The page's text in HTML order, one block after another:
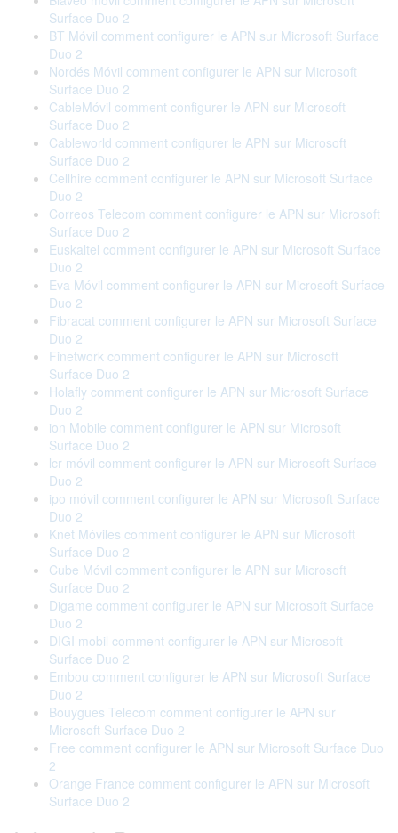
Surface Duo 2
BT Móvil comment configurer le APN sur Microsoft Surface
Duo 2
Nordés Móvil comment configurer le APN sur Microsoft
Surface Duo 2
CableMóvil comment configurer le APN sur Microsoft
Surface Duo 2
Cableworld comment configurer le APN sur Microsoft
Surface Duo 2
Cellhire comment configurer le APN sur Microsoft Surface
Duo 2
Correos Telecom comment configurer le APN sur Microsoft
Surface Duo 2
Euskaltel comment configurer le APN sur Microsoft Surface
Duo 2
Eva Móvil comment configurer le APN sur Microsoft Surface
Duo 2
Fibracat comment configurer le APN sur Microsoft Surface
Duo 2
Finetwork comment configurer le APN sur Microsoft
Surface Duo 2
Holafly comment configurer le APN sur Microsoft Surface
Duo 2
ion Mobile comment configurer le APN sur Microsoft
Surface Duo 2
lcr móvil comment configurer le APN sur Microsoft Surface
Duo 2
ipo móvil comment configurer le APN sur Microsoft Surface
Duo 2
Knet Móviles comment configurer le APN sur Microsoft
Surface Duo 2
Cube Móvil comment configurer le APN sur Microsoft
Surface Duo 2
Digame comment configurer le APN sur Microsoft Surface
Duo 2
DIGI mobil comment configurer le APN sur Microsoft
Surface Duo 2
Embou comment configurer le APN sur Microsoft Surface
Duo 2
Bouygues Telecom comment configurer le APN sur
Microsoft Surface Duo 2
Free comment configurer le APN sur Microsoft Surface Duo
2
Orange France comment configurer le APN sur Microsoft
Surface Duo 2